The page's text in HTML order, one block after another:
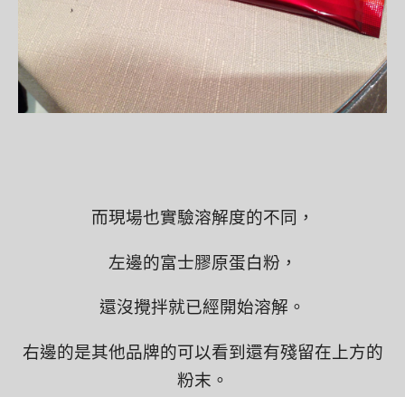
而現場也實驗溶解度的不同，
左邊的富士膠原蛋白粉，
還沒攪拌就已經開始溶解。
右邊的是其他品牌的可以看到還有殘留在上方的
粉末。